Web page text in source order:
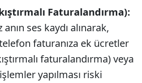
Faturalandırma):
ses kaydı alınarak,
faturanıza ek ücretler
faturalandırma) veya
yapılması riski